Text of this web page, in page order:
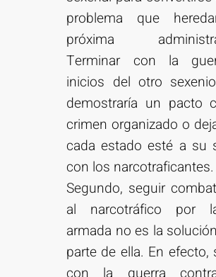
problema que
próxima
Terminar con la
inicios del otro
demostraría un pacto
crimen organizado o
cada estado esté a su
con los narcotraficantes.
Segundo, seguir
al narcotráfico por
armada no es la
parte de ella. En efecto,